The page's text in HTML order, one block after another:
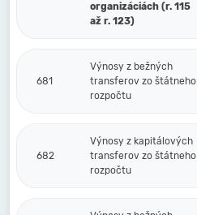
organizáciách (r. 115
až r. 123)
681
Výnosy z bežných
transferov zo štátneho
rozpočtu
682
Výnosy z kapitálových
transferov zo štátneho
rozpočtu